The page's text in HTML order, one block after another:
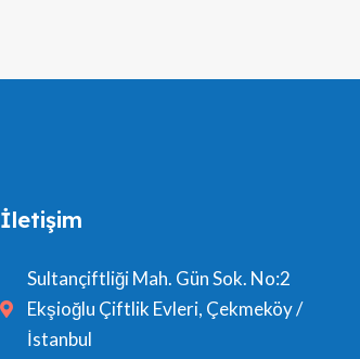
İletişim
Sultançiftliği Mah. Gün Sok. No:2
Ekşioğlu Çiftlik Evleri, Çekmeköy /
İstanbul